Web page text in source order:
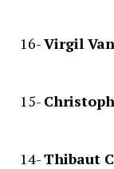
16-Virgil
15-
14-Thibaut